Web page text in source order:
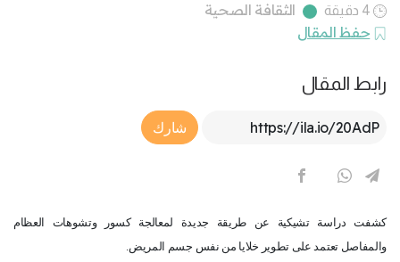
4 دقيقة
الثقافة الصحية
حفظ المقال
رابط المقال
Article Link
شارك
كشفت دراسة تشيكية عن طريقة جديدة لمعالجة كسور وتشوهات العظام
والمفاصل تعتمد على تطوير خلايا من نفس جسم المريض.